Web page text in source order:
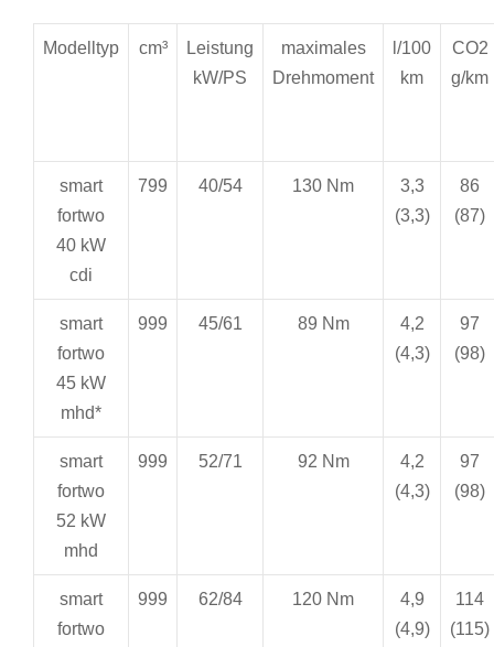
Modelltyp cm³
Leistung
kW/PS
maximales
Drehmoment
l/100
km
CO2
g/km
smart
fortwo
40 kW
cdi
799 40/54 130 Nm
3,3
(3,3)
86
(87)
smart
fortwo
45 kW
mhd*
999 45/61 89 Nm
4,2
(4,3)
97
(98)
smart
fortwo
52 kW
mhd
999 52/71 92 Nm
4,2
(4,3)
97
(98)
smart
fortwo
999 62/84 120 Nm
4,9
(4,9)
114
(115)